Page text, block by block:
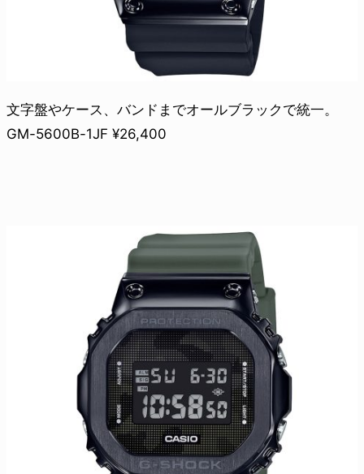
文字盤やケース、バンドまでオールブラックで統一。
GM-5600B-1JF ¥26,400